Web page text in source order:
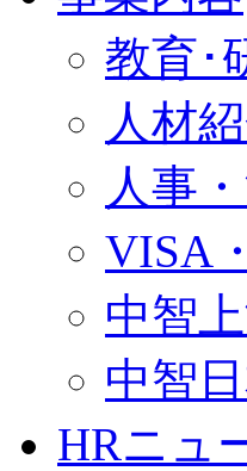
教育･
人材
人事
VISA
中智
中智
HRニュ